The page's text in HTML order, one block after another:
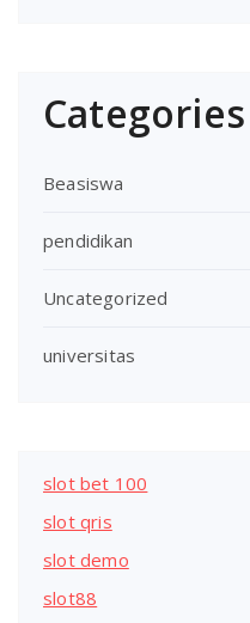
Categories
Beasiswa
pendidikan
Uncategorized
universitas
slot bet 100
slot qris
slot demo
slot88